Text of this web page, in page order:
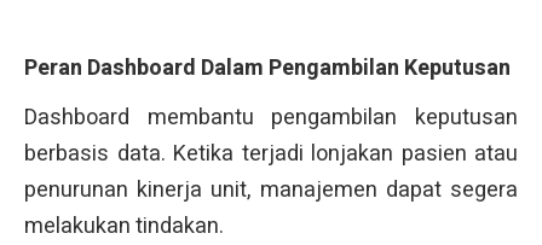
Peran Dashboard Dalam Pengambilan Keputusan
Dashboard membantu pengambilan keputusan
berbasis data. Ketika terjadi lonjakan pasien atau
penurunan kinerja unit, manajemen dapat segera
melakukan tindakan.